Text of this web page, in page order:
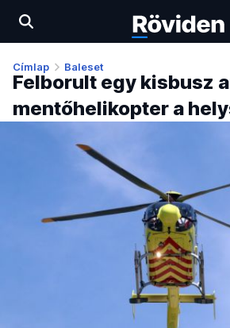
Címlap Baleset
Felborult egy kisbusz
mentőhelikopter a